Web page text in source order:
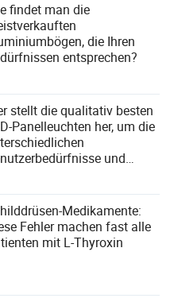
findet man die
die Ihren
entsprechen?
stellt die qualitativ besten
Panelleuchten her, um die
und
zu erfüllen?
Medikamente:
Fehler machen fast alle
mit L-Thyroxin